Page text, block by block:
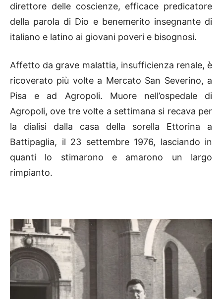
direttore delle coscienze, efficace predicatore
della parola di Dio e benemerito insegnante di
italiano e latino ai giovani poveri e bisognosi.
Affetto da grave malattia, insufficienza renale, è
ricoverato più volte a Mercato San Severino, a
Pisa e ad Agropoli. Muore nell’ospedale di
Agropoli, ove tre volte a settimana si recava per
la dialisi dalla casa della sorella Ettorina a
Battipaglia, il 23 settembre 1976, lasciando in
quanti lo stimarono e amarono un largo
rimpianto.